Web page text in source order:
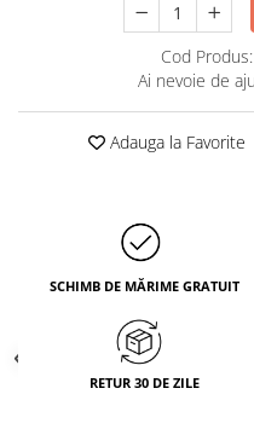
Cod Produs:
Ai nevoie de
Adauga la Favorite
SCHIMB DE MĂRIME GRATUIT
RETUR 30 DE ZILE